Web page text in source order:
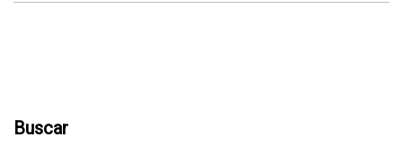
Buscar